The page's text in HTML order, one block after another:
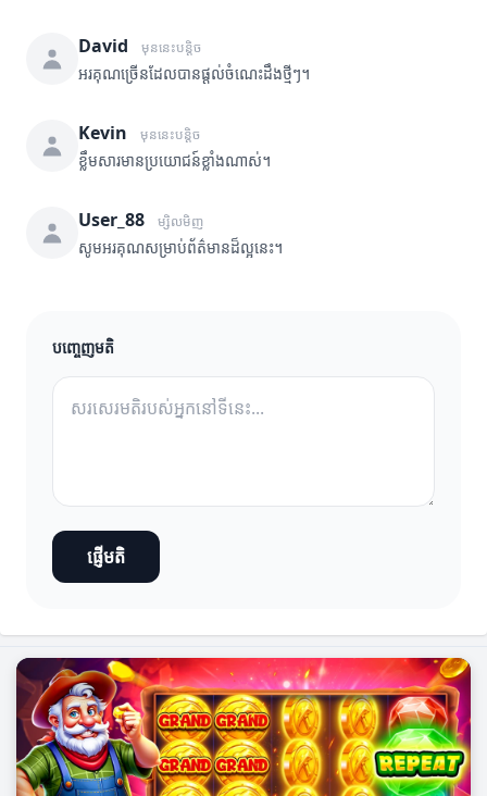
David មុននេះបន្តិច
អរគុណច្រើនដែលបានផ្តល់ចំណេះដឹងថ្មីៗ។
Kevin មុននេះបន្តិច
ខ្លឹមសារមានប្រយោជន៍ខ្លាំងណាស់។
User_88 ម្សិលមិញ
សូមអរគុណសម្រាប់ព័ត៌មានដ៏ល្អនេះ។
បញ្ចេញមតិ
ផ្ញើមតិ